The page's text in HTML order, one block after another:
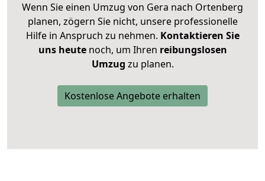
Wenn Sie einen Umzug von Gera nach Ortenberg
planen, zögern Sie nicht, unsere professionelle
Hilfe in Anspruch zu nehmen. Kontaktieren Sie
uns heutenoch, um Ihren reibungslosen
Umzug zu planen.
Kostenlose Angebote erhalten